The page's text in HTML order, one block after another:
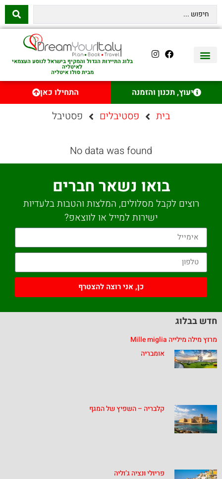
בלוג התיירות הגדול והמקיף בישראל לנוסע העצמאי
לאיטליה
מבית סולו איטליה
יעוץ, תכנון והזמנה התחילו כאן
בית פסטיבלים פסטיבל
No data was found
בואו נשאר חברים
רוצים לקבל מסלולים, המלצות והטבות בלעדיות
ישירות למייל או לווצאפ?
כן, אני רוצה להצטרף
חדש בבלוג
מרוץ מילה מילייה Mille miglia
אומבריה
קלבריה – השפיץ של המגף
פריולי ונציה ג’וליה